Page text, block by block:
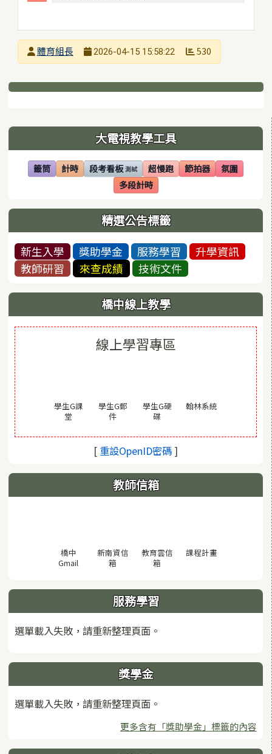
發布者
體育組長
2026-04-15 15:58:22 530
下中區域內容
左邊區域內容 大電視教學工具
籤筒
(另開視窗)
計時
(另開視窗)段考看板 測試
(另開視窗) 超慢跑
(另開視窗)節拍器
(另開視窗)氛圍
(另開視窗)
多段計時
(另開視窗)
精選公告標籤
新生入學 獎助學金 服務學習
升學資訊
教師研習
來查成績 技術文件
橋中線上教學
線上學習專區
學生G課
堂
學生G郵
件(另開視窗)
學生G硬
碟(另開視窗)
翰林系統(另開視窗)
[ 重設OpenID密碼(另開視窗)
]
教師信箱
橋中
Gmail (另開視窗)
新南資信
箱
教育雲信
箱
課程計畫(另開視窗)
服務學習
選單載入失敗，請重新整理頁面。
獎學金
選單載入失敗，請重新整理頁面。
更多含有「獎助學金」標籤的內容